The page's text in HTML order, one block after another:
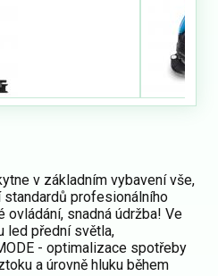
v základním vybavení vše,
profesionálního
ovládání, snadná údržba! Ve
led přední světla,
- optimalizace spotřeby
a úrovně hluku během